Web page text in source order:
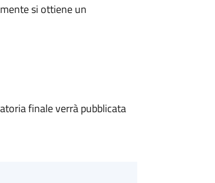
si ottiene un
finale verrà pubblicata